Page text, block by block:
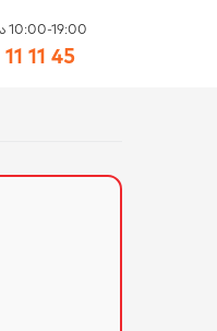
10:00-19:00
11 45